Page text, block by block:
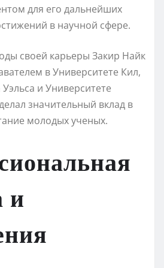
для его дальнейших
в научной сфере.
своей карьеры Закир Найк
в Университете Кил,
и Университете
значительный вклад в
молодых ученых.
и